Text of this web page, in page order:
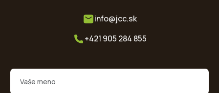
info@jcc.sk
+421 905 284 855